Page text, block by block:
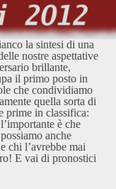
la sintesi di una
nostre aspettative
brillante,
il primo posto in
che condividiamo
quella sorta di
prime in classifica:
è che
anche
chi l’avrebbe mai
E vai di pronostici